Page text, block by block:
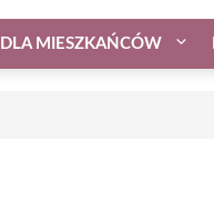
DLA MIESZKAŃCÓW